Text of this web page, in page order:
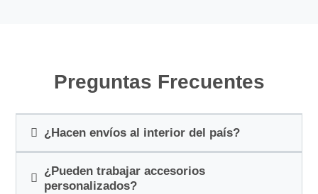
Preguntas Frecuentes
¿Hacen envíos al interior del país?
¿Pueden trabajar accesorios
personalizados?